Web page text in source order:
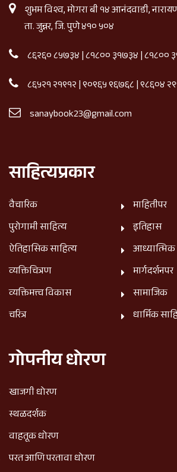
शुभम विश्व, मोगरा बी १४ आनंदवाडी,
ता. जुन्नर, जि. पुणे ४१० ५०४
८६२६० ८५७३४|८१८०० ३१७३४|८१८००
८६५२१ २१९१२|९०९६५ ९६७६८|९८६०४
sanaybook23@gmail.com
साहित्यप्रकार
वैचारिक
पुरोगामी साहित्य
ऐतिहासिक साहित्य
व्यक्तिचित्रण
व्यक्तिमत्त्व विकास
चरित्र
माहितीपर
इतिहास
आध्यात्मिक
मार्गदर्शनपर
सामाजिक
धार्मिक
गोपनीय धोरण
खाजगी धोरण
स्थळदर्शक
वाहतूक धोरण
परत आणि परतावा धोरण